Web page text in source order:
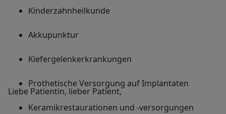
Kinderzahnheilkunde
Akkupunktur
Kiefergelenkerkrankungen
Prothetische Versorgung auf Implantaten
Keramikrestaurationen und -versorgungen
Liebe Patientin, lieber Patient,